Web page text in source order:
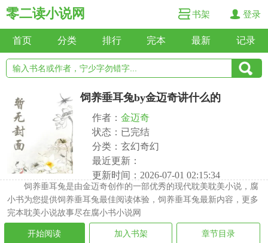
零二读小说网 书架 登录
首页 分类 排行 完本 最新 记录
饲养垂耳兔by金迈奇讲什么的
作者： 金迈奇
状态：已完结
分类：玄幻奇幻
最近更新：
更新时间：2026-07-01 02:15:34
饲养垂耳兔是由金迈奇创作的一部优秀的现代耽美耽美小说，腐
小书为您提供饲养垂耳兔最佳阅读体验，饲养垂耳兔最新内容，更多
完本耽美小说故事尽在腐小书小说网
开始阅读 加入书架 章节目录